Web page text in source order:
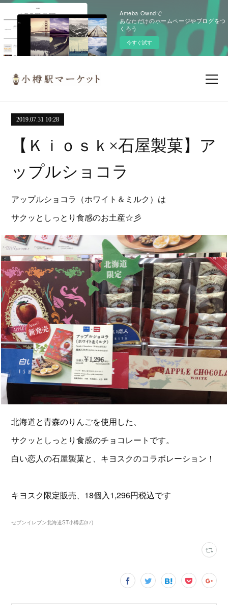
Ameba Owndで
あなただけのホームページやブログをつ
くろう
今すぐ試す
2019.07.31 10:28
【Ｋｉｏｓｋ×石屋製菓】ア
ップルショコラ
アップルショコラ（ホワイト＆ミルク）は
サクッとしっとり食感のお土産☆彡
北海道と青森のりんごを使用した、
サクッとしっとり食感のチョコレートです。
白い恋人の石屋製菓と、キヨスクのコラボレーション！
キヨスク限定販売、18個入1,296円税込です
セブンイレブン北海道ST小樽店(37)